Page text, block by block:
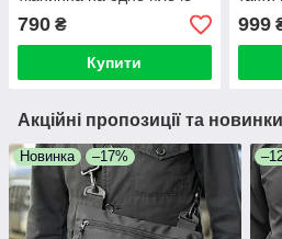
790 ₴
Купити
999
Акційні пропозиції та новинки
Новинка –17%